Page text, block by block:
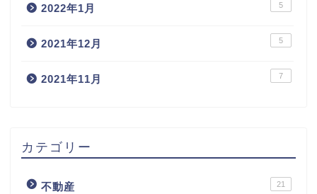
2022年1月 5
2021年12月 5
2021年11月 7
カテゴリー
不動産 21